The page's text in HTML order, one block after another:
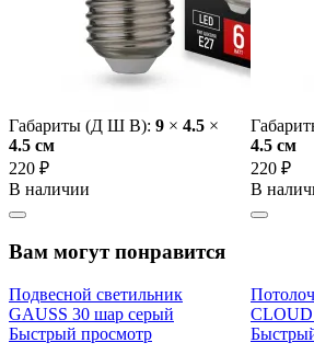
Габариты (Д Ш В): 9 × 4.5 ×
4.5 cм
220 ₽
В наличии
4.5 cм
220 ₽
В
Вам могут понравится
Подвесной светильник
GAUSS 30 шар серый
Быстрый просмотр
CLOUD